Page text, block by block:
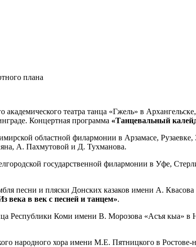
плана
академического театра танца «Гжель» в
Концертная программа «Танцевальный
областной филармонии в Арзамасе,
А. Пахмутовой и Д. Тухманова.
государственной филармонии в Уфе,
песни и пляски Донских казаков имени А.
века в век с песней и танцем».
Республики Коми имени В. Морозова «Асъя кыа»
народного хора имени М.Е. Пятницкого в